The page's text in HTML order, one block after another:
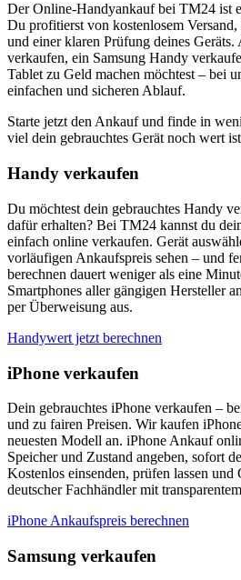
Der Online-Handyankauf bei TM24 ist
Du profitierst von kostenlosem
und einer klaren Prüfung deines
verkaufen, ein Samsung Handy
Tablet zu Geld machen möchtest – bei
einfachen und sicheren Ablauf.
Starte jetzt den Ankauf und finde in
viel dein gebrauchtes Gerät noch wert
Handy verkaufen
Du möchtest dein gebrauchtes Handy
dafür erhalten? Bei TM24 kannst du
einfach online verkaufen. Gerät
vorläufigen Ankaufspreis sehen – und
berechnen dauert weniger als eine
Smartphones aller gängigen Hersteller
per Überweisung aus.
Handywert jetzt berechnen
iPhone verkaufen
Dein gebrauchtes iPhone verkaufen –
und zu fairen Preisen. Wir kaufen
neuesten Modell an. iPhone Ankauf
Speicher und Zustand angeben, sofort
Kostenlos einsenden, prüfen lassen
deutscher Fachhändler mit
iPhone Ankaufspreis berechnen
Samsung verkaufen